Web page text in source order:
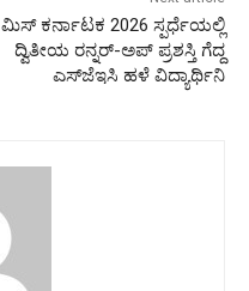
ಮಿಸ್ ಕರ್ನಾಟಕ 2026 ಸ್ಪರ್ಧೆಯಲ್ಲಿ
ದ್ವಿತೀಯ ರನ್ನರ್-ಅಪ್ ಪ್ರಶಸ್ತಿ ಗೆದ್ದ
ಎಸ್‌ಜೆಇಸಿ ಹಳೆ ವಿದ್ಯಾರ್ಥಿನಿ